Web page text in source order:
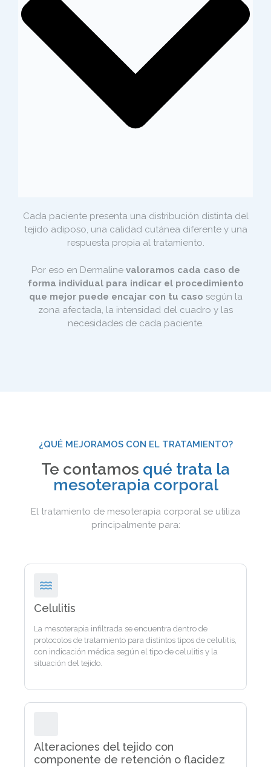
Cada paciente presenta una distribución distinta del
tejido adiposo, una calidad cutánea diferente y una
respuesta propia al tratamiento.
Por eso en Dermaline valoramos cada caso de
forma individual para indicar el procedimiento
que mejor puede encajar con tu caso según la
zona afectada, la intensidad del cuadro y las
necesidades de cada paciente.
¿QUÉ MEJORAMOS CON EL TRATAMIENTO?
Te contamos qué trata la
mesoterapia corporal
El tratamiento de mesoterapia corporal se utiliza
principalmente para:
Celulitis
La mesoterapia infiltrada se encuentra dentro de
protocolos de tratamiento para distintos tipos de celulitis,
con indicación médica según el tipo de celulitis y la
situación del tejido.
Alteraciones del tejido con
componente de retención o flacidez